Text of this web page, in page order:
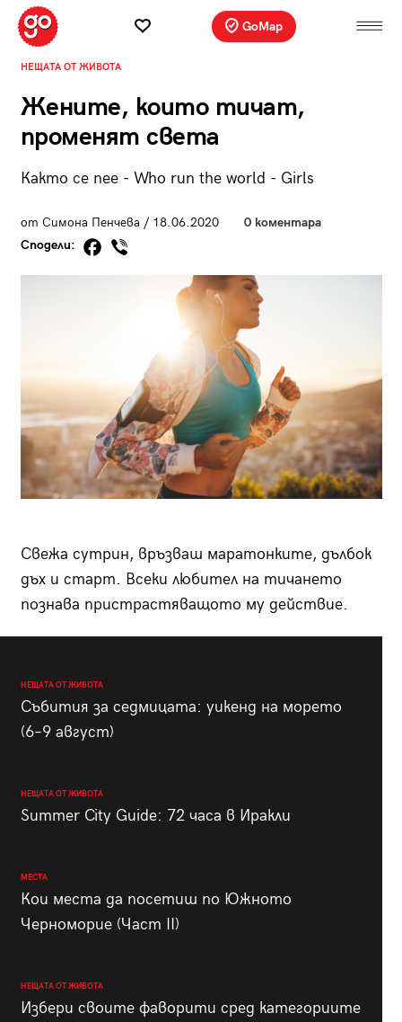
GoMap
НЕЩАТА ОТ ЖИВОТА
Жените, които тичат,
променят света
Както се пее - Who run the world - Girls
от Симона Пенчева / 18.06.2020
0 коментара
Сподели:
Свежа сутрин, връзваш маратонките, дълбок
дъх и старт. Всеки любител на тичането
познава пристрастяващото му действие.
НЕЩАТА ОТ ЖИВОТА
Събития за седмицата: уикенд на морето
(6–9 август)
НЕЩАТА ОТ ЖИВОТА
Summer City Guide: 72 часа в Иракли
МЕСТА
Кои места да посетиш по Южното
Черноморие (Част II)
НЕЩАТА ОТ ЖИВОТА
Избери своите фаворити сред категориите